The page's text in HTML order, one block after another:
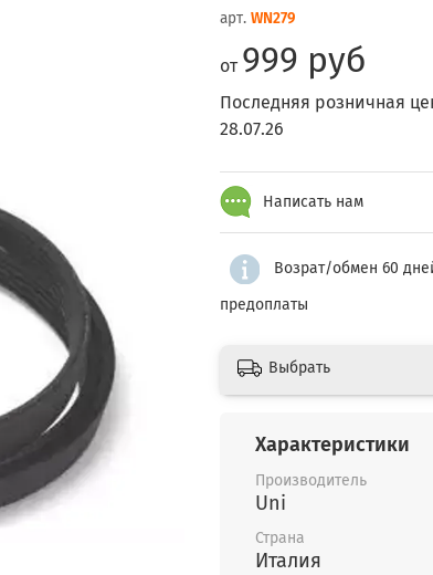
арт. WN279
от 999 руб
Последняя розничная
28.07.26
Написать нам
Возрат/обмен 60
предоплаты
Выбрать
Характеристики
Производитель
Uni
Страна
Италия